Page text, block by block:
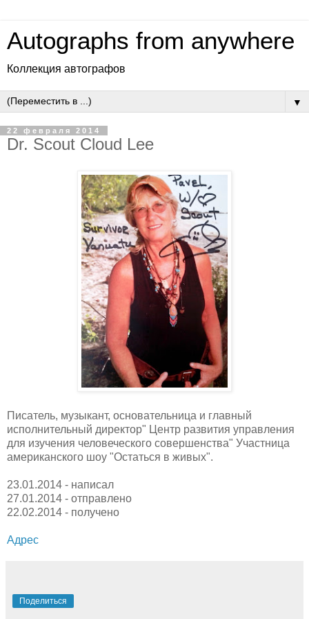
Autographs from anywhere
Коллекция автографов
▼
22 февраля 2014
Dr. Scout Cloud Lee
Писатель, музыкант, основательница и главный
исполнительный директор" Центр развития управления
для изучения человеческого совершенства" Участница
американского шоу "Остаться в живых".
23.01.2014 - написал
27.01.2014 - отправлено
22.02.2014 - получено
Адрес
Поделиться